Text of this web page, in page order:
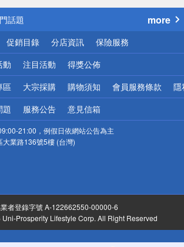
公告
話題
優惠
地區配送
網頁！請小心！
more
促銷目錄 分店資訊 保險服務
動 注目活動 得獎公佈
區 大宗採購 購物須知 會員服務條款 隱
題 服務公告 意見信箱
21:00，例假日依網站公告為主
大業路136號5樓 (台灣)
者登錄字號 A-122662550-00000-6
Prosperity Lifestyle Corp. All Right Reserved